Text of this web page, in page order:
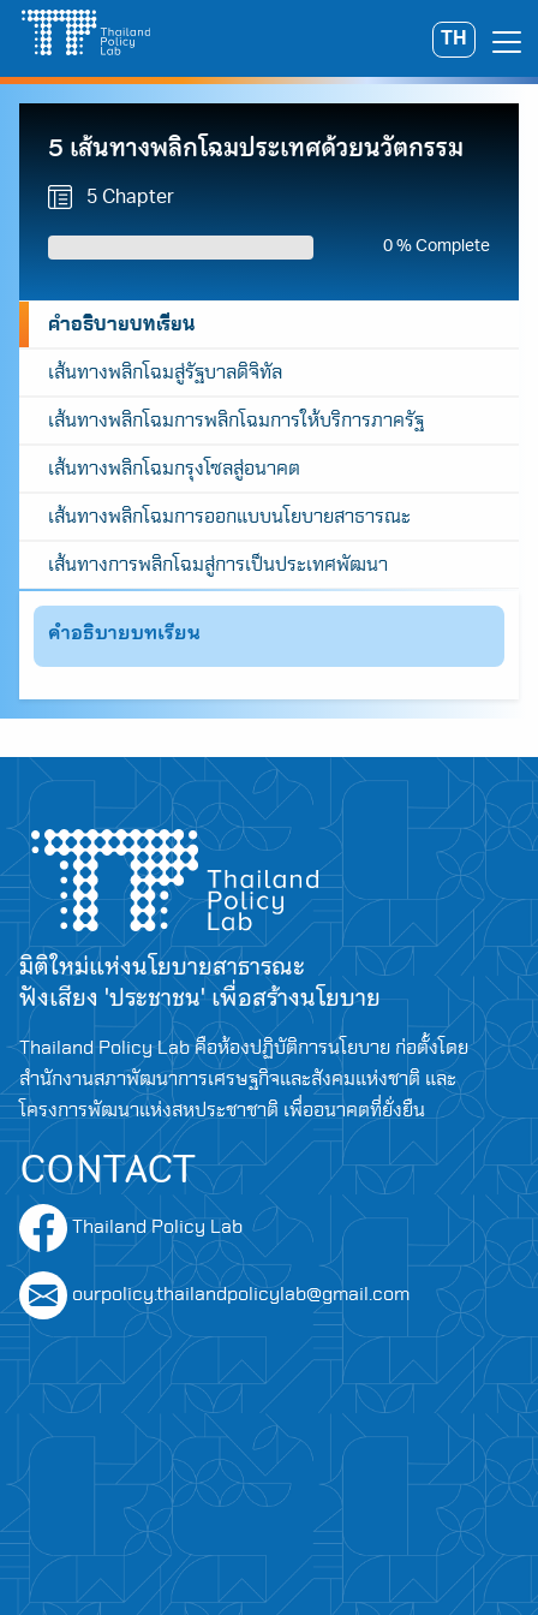
Skip
content
TH
Search
for:
for:
5 เส้นทางพลิกโฉมประเทศด้วยนวัตกรรม
5 Chapter
0 % Complete
คำอธิบายบทเรียน
เส้นทางพลิกโฉมสู่รัฐบาลดิจิทัล
เส้นทางพลิกโฉมการพลิกโฉมการให้บริการภาครัฐ
เส้นทางพลิกโฉมกรุงโซลสู่อนาคต
เส้นทางพลิกโฉมการออกแบบนโยบายสาธารณะ
เส้นทางการพลิกโฉมสู่การเป็นประเทศพัฒนา
คำอธิบายบทเรียน
มิติใหม่แห่งนโยบายสาธารณะ
ฟังเสียง 'ประชาชน' เพื่อสร้างนโยบาย
Thailand Policy Lab คือห้องปฏิบัติการนโยบาย ก่อตั้งโดย
สำนักงานสภาพัฒนาการเศรษฐกิจและสังคมแห่งชาติ และ
โครงการพัฒนาแห่งสหประชาชาติ เพื่ออนาคตที่ยั่งยืน
CONTACT
Thailand Policy Lab
ourpolicy.thailandpolicylab@gmail.com